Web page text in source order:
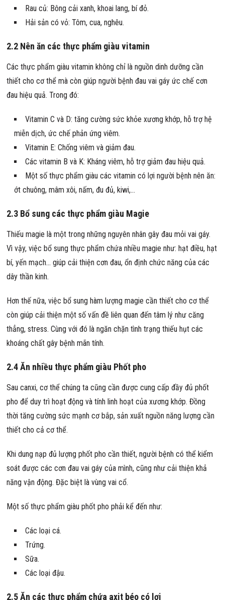
Rau củ: Bông cải xanh, khoai lang, bí đỏ.
Hải sản có vỏ: Tôm, cua, nghêu.
2.2 Nên ăn các thực phẩm giàu vitamin
Các thực phẩm giàu vitamin không chỉ là nguồn dinh dưỡng cần
thiết cho cơ thể mà còn giúp người bệnh đau vai gáy ức chế cơn
đau hiệu quả. Trong đó:
Vitamin C và D: tăng cường sức khỏe xương khớp, hỗ trợ hệ
miễn dịch, ức chế phản ứng viêm.
Vitamin E: Chống viêm và giảm đau.
Các vitamin B và K: Kháng viêm, hỗ trợ giảm đau hiệu quả.
Một số thực phẩm giàu các vitamin có lợi người bệnh nên ăn:
ớt chuông, mâm xôi, nấm, đu đủ, kiwi,…
2.3 Bổ sung các thực phẩm giàu Magie
Thiếu magie là một trong những nguyên nhân gây đau mỏi vai gáy.
Vì vậy, việc bổ sung thực phẩm chứa nhiều magie như: hạt điều, hạt
bí, yến mạch… giúp cải thiện cơn đau, ổn định chức năng của các
dây thần kinh.
Hơn thế nữa, việc bổ sung hàm lượng magie cần thiết cho cơ thể
còn giúp cải thiện một số vấn đề liên quan đến tâm lý như căng
thẳng, stress. Cùng với đó là ngăn chặn tình trạng thiếu hụt các
khoáng chất gây bệnh mãn tính.
2.4 Ăn nhiều thực phẩm giàu Phốt pho
Sau canxi, cơ thể chúng ta cũng cần được cung cấp đầy đủ phốt
pho để duy trì hoạt động và tính linh hoạt của xương khớp. Đồng
thời tăng cường sức mạnh cơ bắp, sản xuất nguồn năng lượng cần
thiết cho cả cơ thể.
Khi dung nạp đủ lượng phốt pho cần thiết, người bệnh có thể kiểm
soát được các cơn đau vai gáy của mình, cũng như cải thiện khả
năng vận động. Đặc biệt là vùng vai cổ.
Một số thực phẩm giàu phốt pho phải kể đến như:
Các loại cá.
Trứng.
Sữa.
Các loại đậu.
2.5 Ăn các thực phẩm chứa axit béo có lợi